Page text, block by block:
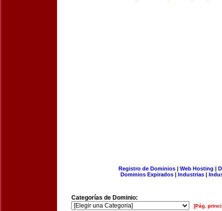
Registro de Dominios| Web Hosting |
Dominios Expirados | Industrias |
Categorías de Dominio:
[Pág.